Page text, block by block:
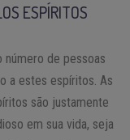
ESPÍRITOS
número de pessoas
a estes espíritos. As
são justamente
em sua vida, seja